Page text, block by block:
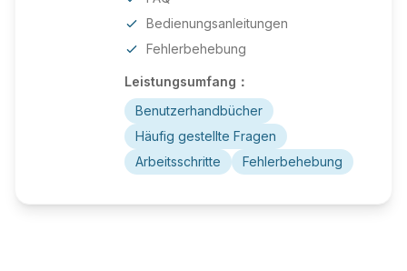
Bedienungsanleitungen
Fehlerbehebung
Leistungsumfang：
Benutzerhandbücher
Häufig gestellte Fragen
Arbeitsschritte
Fehlerbehebung